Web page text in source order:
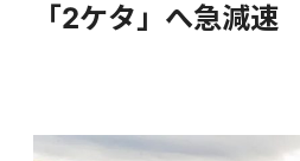
「2ケタ」へ急減速